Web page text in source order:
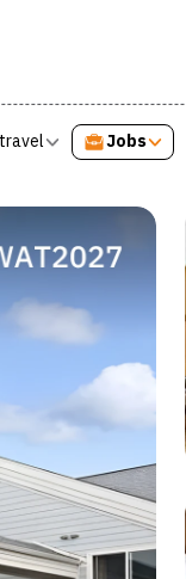
Jobs